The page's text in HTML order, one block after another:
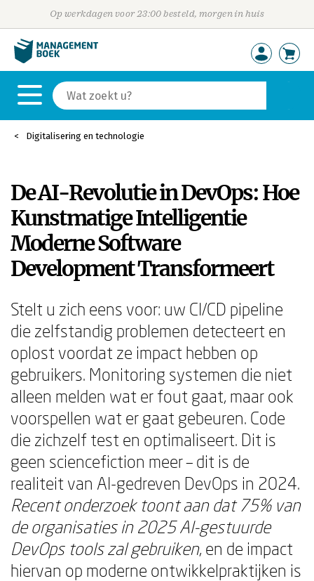
Op werkdagen voor 23:00 besteld, morgen in huis
Digitalisering en technologie
De AI-Revolutie in DevOps: Hoe
Kunstmatige Intelligentie
Moderne Software
Development Transformeert
Stelt u zich eens voor: uw CI/CD pipeline
die zelfstandig problemen detecteert en
oplost voordat ze impact hebben op
gebruikers. Monitoring systemen die niet
alleen melden wat er fout gaat, maar ook
voorspellen wat er gaat gebeuren. Code
die zichzelf test en optimaliseert. Dit is
geen sciencefiction meer – dit is de
realiteit van AI-gedreven DevOps in 2024.
Recent onderzoek toont aan dat 75% van
de organisaties in 2025 AI-gestuurde
DevOps tools zal gebruiken, en de impact
hiervan op moderne ontwikkelpraktijken is